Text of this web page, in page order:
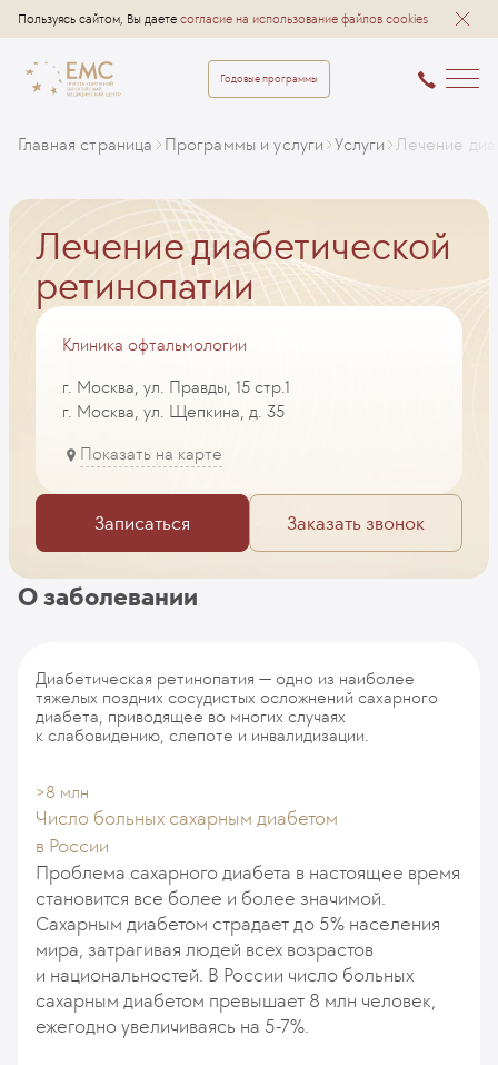
Пользуясь сайтом, Вы даете согласие на использование файлов cookies
Годовые программы
Главная страница Программы и услуги Услуги Лечение
Лечение диабетической
ретинопатии
Клиника офтальмологии
г. Москва, ул. Правды, 15 стр.1
г. Москва, ул. Щепкина, д. 35
Показать на карте
Записаться Заказать звонок
О заболевании
Диабетическая ретинопатия — одно из наиболее
тяжелых поздних сосудистых осложнений сахарного
диабета, приводящее во многих случаях
к слабовидению, слепоте и инвалидизации.
>8 млн
Число больных сахарным диабетом
в России
Проблема сахарного диабета в настоящее время
становится все более и более значимой.
Сахарным диабетом страдает до 5% населения
мира, затрагивая людей всех возрастов
и национальностей. В России число больных
сахарным диабетом превышает 8 млн человек,
ежегодно увеличиваясь на 5-7%.